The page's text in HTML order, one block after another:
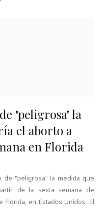
"peligrosa" la
el aborto a
en Florida
de "peligrosa" la medida que
de la sexta semana de
en Estados Unidos. El